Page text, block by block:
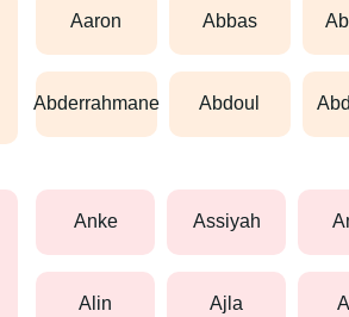
aaron abbas
abderrahmane abdoul
anke assiyah
alin ajla